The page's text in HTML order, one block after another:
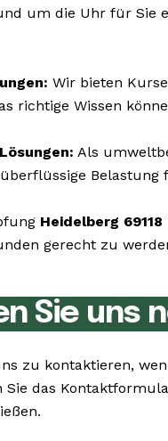
um die Uhr für Sie
Wir bieten
richtige Wissen
Als
Heidelberg 69118
gerecht zu
Sie uns
zu kontaktieren,
das